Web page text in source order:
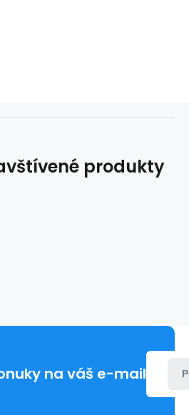
produkty
na váš e-mail